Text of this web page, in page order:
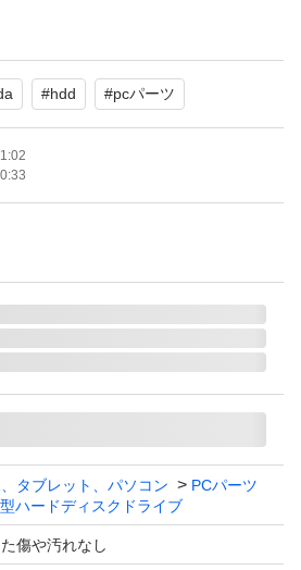
ます。
#hdd #pcパーツ
タブレット、パソコン
PCパーツ
ハードディスクドライブ
傷や汚れなし